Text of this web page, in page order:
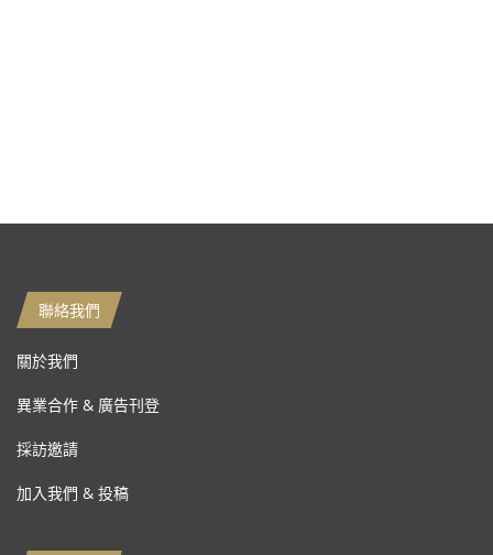
聯絡我們
關於我們
異業合作 & 廣告刊登
採訪邀請
加入我們 & 投稿